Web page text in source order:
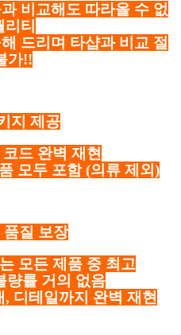
비교해도 따라올 수 없
리티
드리며 타샵과 비교 절
가!!
지 제공
드 완벽 재현
모두 포함 (의류 제외)
품질 보장
모든 제품 중 최고
량률 거의 없음
디테일까지 완벽 재현